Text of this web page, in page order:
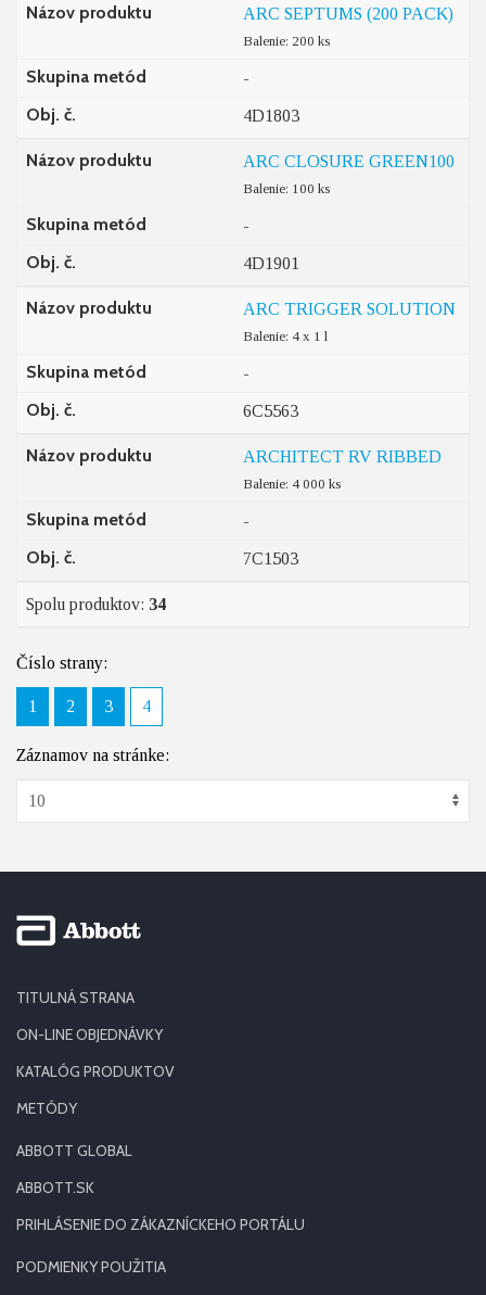
Názov produktu ARC SEPTUMS (200 PACK)
Balenie: 200 ks
Skupina metód -
Obj. č. 4D1803
Názov produktu ARC CLOSURE GREEN100
Balenie: 100 ks
Skupina metód -
Obj. č. 4D1901
Názov produktu ARC TRIGGER SOLUTION
Balenie: 4 x 1 l
Skupina metód -
Obj. č. 6C5563
Názov produktu ARCHITECT RV RIBBED
Balenie: 4 000 ks
Skupina metód -
Obj. č. 7C1503
Spolu produktov: 34
Číslo strany:
1 2 3 4
Záznamov na stránke:
TITULNÁ STRANA
ON-LINE OBJEDNÁVKY
KATALÓG PRODUKTOV
METÓDY
ABBOTT GLOBAL
ABBOTT.SK
PRIHLÁSENIE DO ZÁKAZNÍCKEHO PORTÁLU
PODMIENKY POUŽITIA